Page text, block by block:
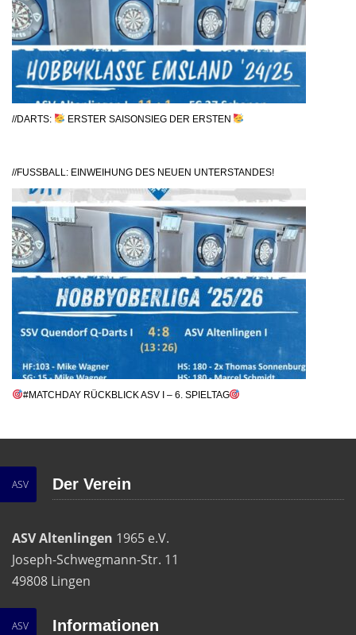
//DARTS: ERSTER SAISONSIEG DER ERSTEN
//FUSSBALL: EINWEIHUNG DES NEUEN UNTERSTANDES!
#MATCHDAY RÜCKBLICK ASV I – 6. SPIELTAG
ASV Der Verein
ASV Altenlingen 1965 e.V.
Joseph-Schwegmann-Str. 11
49808 Lingen
ASV Informationen